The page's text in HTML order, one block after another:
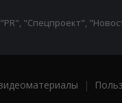
"Спецпроект",
|